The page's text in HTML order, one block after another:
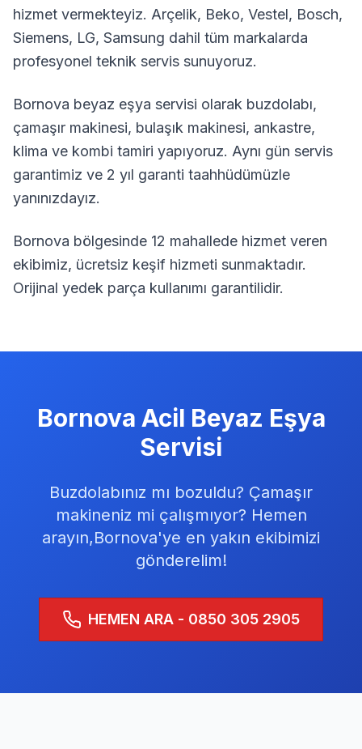
hizmet vermekteyiz. Arçelik, Beko, Vestel, Bosch,
Siemens, LG, Samsung dahil tüm markalarda
profesyonel teknik servis sunuyoruz.
Bornova beyaz eşya servisi olarak buzdolabı,
çamaşır makinesi, bulaşık makinesi, ankastre,
klima ve kombi tamiri yapıyoruz. Aynı gün servis
garantimiz ve 2 yıl garanti taahhüdümüzle
yanınızdayız.
Bornova bölgesinde 12 mahallede hizmet veren
ekibimiz, ücretsiz keşif hizmeti sunmaktadır.
Orijinal yedek parça kullanımı garantilidir.
Bornova Acil Beyaz Eşya
Servisi
Buzdolabınız mı bozuldu? Çamaşır
makineniz mi çalışmıyor? Hemen
arayın,Bornova'ye en yakın ekibimizi
gönderelim!
HEMEN ARA - 0850 305 2905